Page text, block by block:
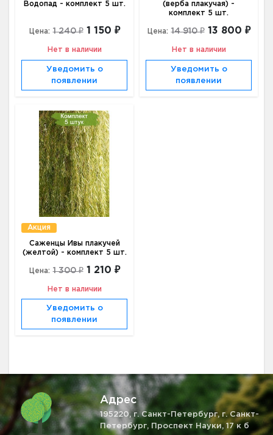
Водопад - комплект 5 шт.
Цена: 1 240 ₽ 1 150 ₽
Нет в наличии
Уведомить о
появлении
(верба плакучая) -
комплект 5 шт.
Цена: 14 910 ₽ 13 800 ₽
Нет в наличии
Уведомить о
появлении
Акция
Саженцы Ивы плакучей
(желтой) - комплект 5 шт.
Цена: 1 300 ₽ 1 210 ₽
Нет в наличии
Уведомить о
появлении
Адрес
195220, г. Санкт-Петербург, г. Санкт-
Петербург, Проспект Науки, 17 к б